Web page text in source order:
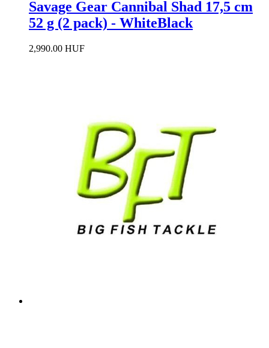
Savage Gear Cannibal Shad 17,5 cm
52 g (2 pack) - WhiteBlack
2,990.00 HUF